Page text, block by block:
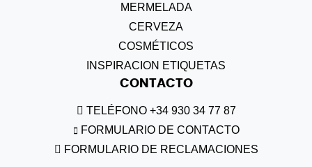
MERMELADA
CERVEZA
COSMÉTICOS
INSPIRACION ETIQUETAS
CONTACTO
TELÉFONO +34 930 34 77 87
FORMULARIO DE CONTACTO
FORMULARIO DE RECLAMACIONES